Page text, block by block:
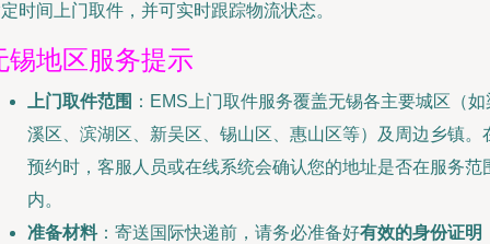
时间上门取件，并可实时跟踪物流状态。
锡地区服务提示
上门取件范围 ：EMS上门取件服务覆盖无锡各主要城区（如
溪区、滨湖区、新吴区、锡山区、惠山区等）及周边乡镇。
预约时，客服人员或在线系统会确认您的地址是否在服务范
内。
准备材料：寄送国际快递前，请务必准备好有效的身份证明